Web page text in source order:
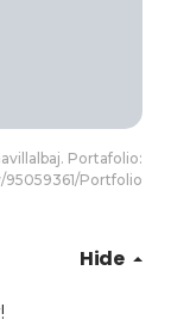
Portafolio:
Portfolio
Hide